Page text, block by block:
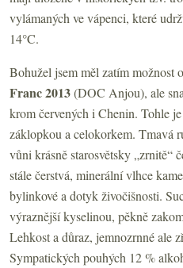
vylámaných ve vápenci, které
14°C.
Bohužel jsem měl zatím možnost
Franc 2013(DOC Anjou), ale
krom červených i Chenin. Tohle
záklopkou a celokorkem. Tmavá
vůni krásně starosvětsky „zrnitě“
stále čerstvá, minerální vlhce
bylinkové a dotyk živočišnosti.
výraznější kyselinou, pěkně
Lehkost a důraz, jemnozrnné ale
Sympatických pouhých 12 %